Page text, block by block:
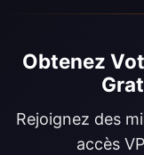
Obtenez
Rejoignez des
accès